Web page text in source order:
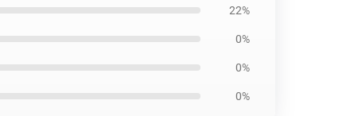
22%
0%
0%
0%